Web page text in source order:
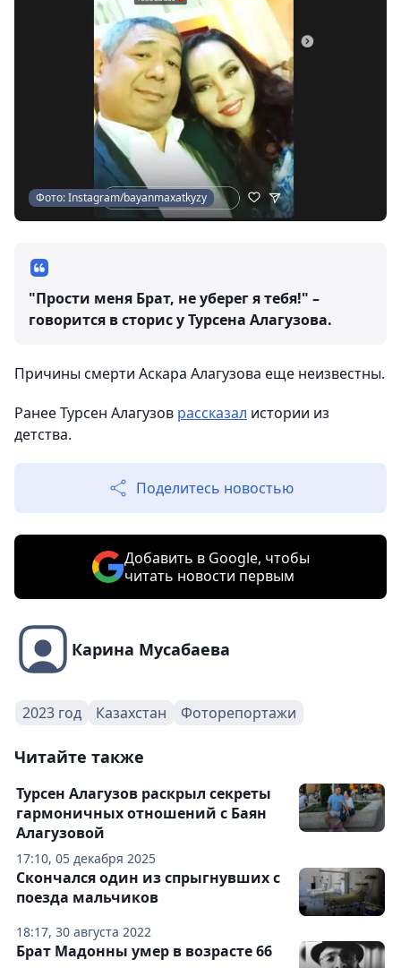
Фото: Instagram/bayanmaxatkyzy
"Прости меня Брат, не уберег я тебя!" –
говорится в сторис у Турсена Алагузова.
Причины смерти Аскара Алагузова еще неизвестны.
Ранее Турсен Алагузов рассказал истории из
детства.
Поделитесь новостью
Добавить в Google, чтобы
читать новости первым
Карина Мусабаева
2023 год Казахстан Фоторепортажи
Читайте также
17:10, 05 декабря 2025
Турсен Алагузов раскрыл секреты
гармоничных отношений с Баян
Алагузовой
18:17, 30 августа 2022
Скончался один из спрыгнувших с
поезда мальчиков
Брат Мадонны умер в возрасте 66